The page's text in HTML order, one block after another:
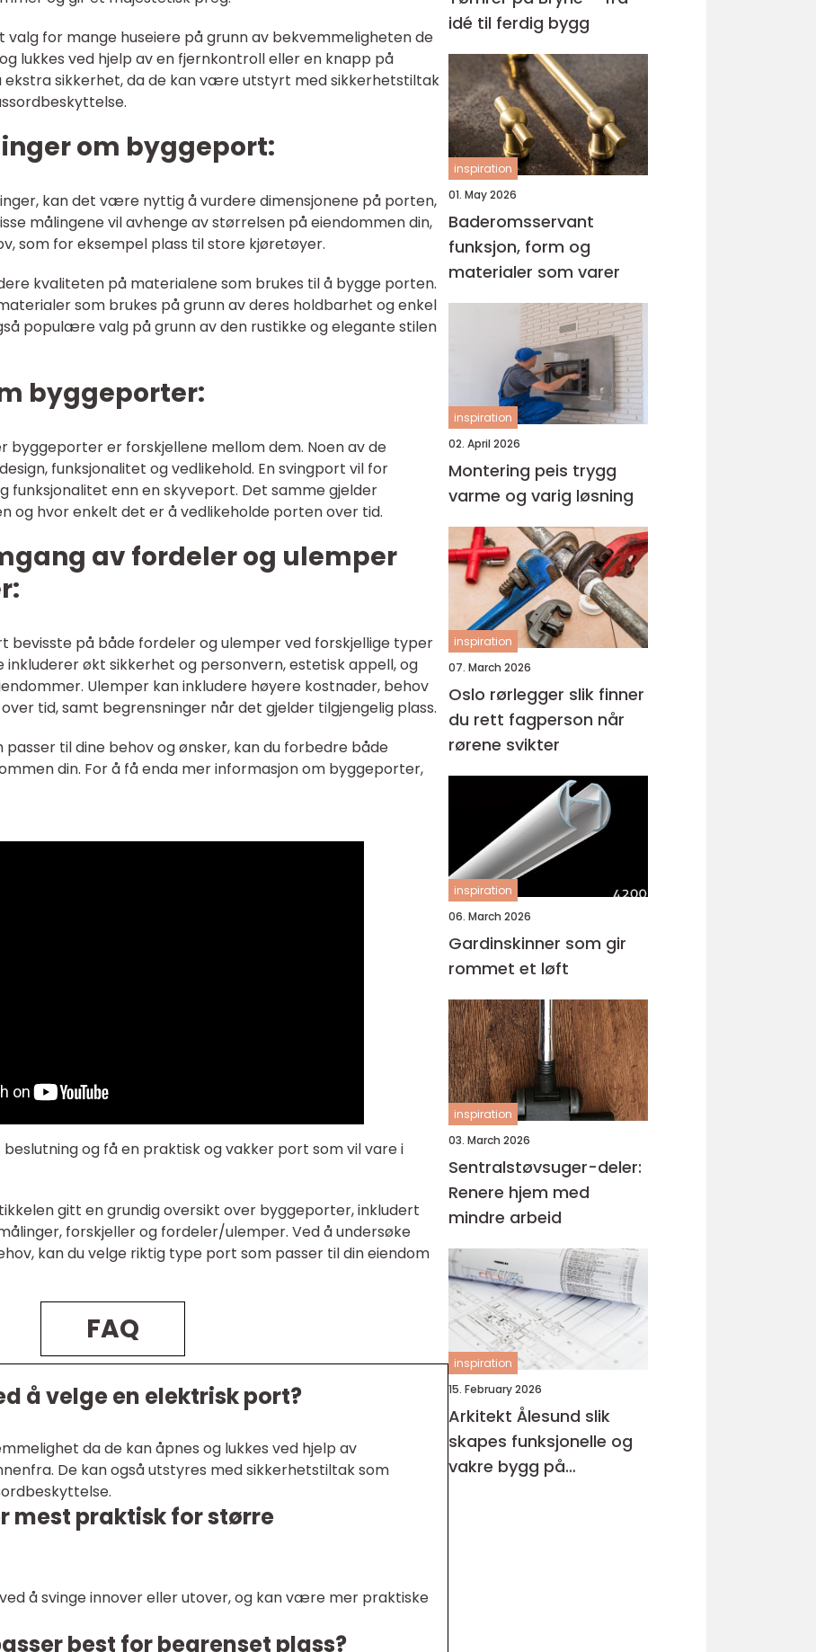
for mange huseiere på grunn av bekvemmeligheten de
lukkes ved hjelp av en fjernkontroll eller en knapp på
ekstra sikkerhet, da de kan være utstyrt med sikkerhetstiltak
om byggeport:
kan det være nyttig å vurdere dimensjonene på porten,
målingene vil avhenge av størrelsen på eiendommen din,
som for eksempel plass til store kjøretøyer.
kvaliteten på materialene som brukes til å bygge porten.
som brukes på grunn av deres holdbarhet og enkel
populære valg på grunn av den rustikke og elegante stilen
byggeporter:
byggeporter er forskjellene mellom dem. Noen av de
funksjonalitet og vedlikehold. En svingport vil for
funksjonalitet enn en skyveport. Det samme gjelder
og hvor enkelt det er å vedlikeholde porten over tid.
av fordeler og ulemper
på både fordeler og ulemper ved forskjellige typer
økt sikkerhet og personvern, estetisk appell, og
Ulemper kan inkludere høyere kostnader, behov
tid, samt begrensninger når det gjelder tilgjengelig plass.
til dine behov og ønsker, kan du forbedre både
din. For å få enda mer informasjon om byggeporter,
og få en praktisk og vakker port som vil vare i
gitt en grundig oversikt over byggeporter, inkludert
forskjeller og fordeler/ulemper. Ved å undersøke
kan du velge riktig type port som passer til din eiendom
FAQ
å velge en elektrisk port?
da de kan åpnes og lukkes ved hjelp av
De kan også utstyres med sikkerhetstiltak som
mest praktisk for større
å svinge innover eller utover, og kan være mer praktiske
best for begrenset plass?
idé til ferdig bygg
inspiration
01. May 2026
Baderomsservant
funksjon, form og
materialer som varer
inspiration
02. April 2026
Montering peis trygg
varme og varig løsning
inspiration
07. March 2026
Oslo rørlegger slik finner
du rett fagperson når
rørene svikter
inspiration
06. March 2026
Gardinskinner som gir
rommet et løft
inspiration
03. March 2026
Sentralstøvsuger-deler:
Renere hjem med
mindre arbeid
inspiration
15. February 2026
Arkitekt Ålesund slik
skapes funksjonelle og
vakre bygg på